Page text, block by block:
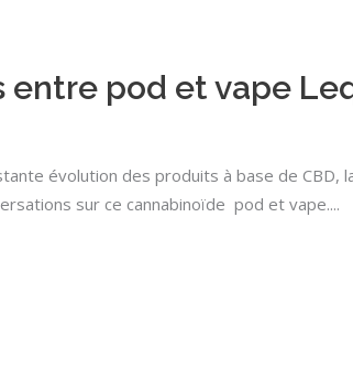
entre pod et vape
évolution des produits à base de
sur ce cannabinoïde pod et vape.